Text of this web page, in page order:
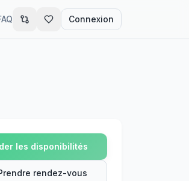
Connexion
les disponibilités
rendez-vous